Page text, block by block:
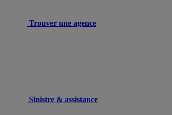
Trouver une agence
Sinistre & assistance